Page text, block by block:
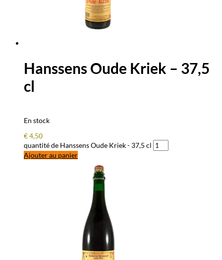
Hanssens Oude Kriek – 37,5
cl
En stock
€4,50
quantité de Hanssens Oude Kriek - 37,5 cl
Ajouter au panier